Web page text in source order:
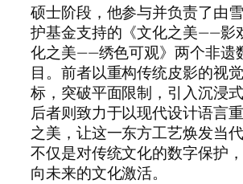
硕士阶段，他参与并负责了由
护基金支持的《文化之美——影
化之美——绣色可观》两个非遗
目。前者以重构传统皮影的视
标，突破平面限制，引入沉浸
后者则致力于以现代设计语言
之美，让这一东方工艺焕发当
不仅是对传统文化的数字保护
向未来的文化激活。